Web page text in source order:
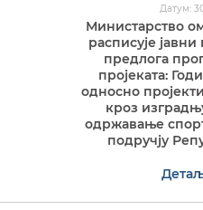
Датум:
Министарство
расписује
предлога
пројеката:
односно
кроз
одржавање
подручју